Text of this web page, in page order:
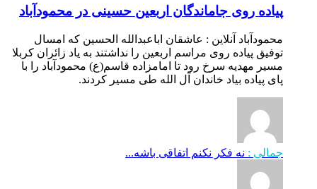
پیاده روی جاماندگان اربعین حسینی در محمودآباد
محمودآباد آنلاین : عاشقان اباعبدالله الحسین که امسال
توفیق پیاده روی مراسم اربعین را نداشتند به یاد زائران کربلا
مسیر مهدیه سرخ رود تا امامزاده قاسم(ع) محمودآباد را با
پای پیاده بیاد خاندان آل الله طی مسیر کردند.
جمالی : نه فکر نکنم اتفاقی باشه...